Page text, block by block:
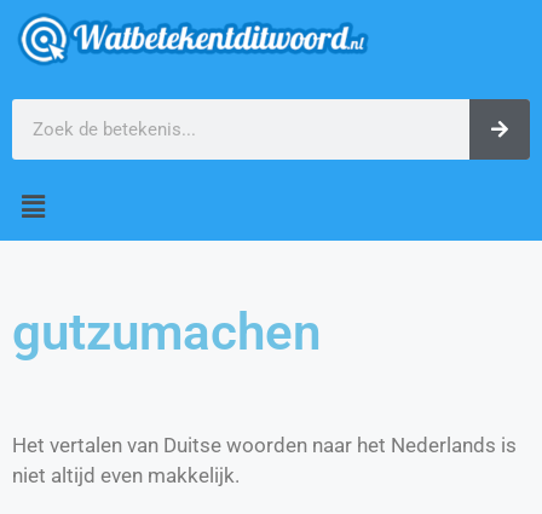
gutzumachen
Het vertalen van Duitse woorden naar het Nederlands is
niet altijd even makkelijk.